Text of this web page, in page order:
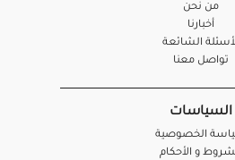
من نحن
أخبارنا
الشائعة
تواصل معنا
السياسات
الخصوصية
و الأحكام